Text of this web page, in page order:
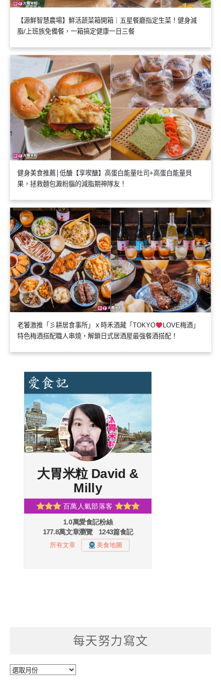
【源鮮智慧農場】鮮活蔬菜箱開箱｜五星餐廳指定生菜！健身減
脂/上班族免備餐，一箱搞定健康一日三餐
健身美食推薦│低醣【享喫醣】高蛋白能量吐司+高蛋白能量貝
果，拯救麵包澱粉腦的減脂期神隊友！
老饕激推「彡耕居食事所」ｘ時禾酒藏「TOKYO
LOVE梅酒」
特色梅酒搭配職人串燒，解鎖日式居酒屋最強餐酒搭配！
每天努力寫文
每